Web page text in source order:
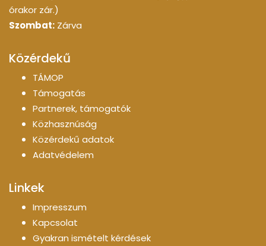
órakor zár.)
Szombat: Zárva
Közérdekű
TÁMOP
Támogatás
Partnerek, támogatók
Közhasznúság
Közérdekű adatok
Adatvédelem
Linkek
Impresszum
Kapcsolat
Gyakran ismételt kérdések